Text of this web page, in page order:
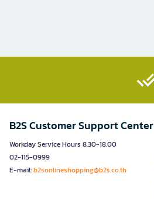
B2S Customer Support Center
Workday Service Hours 8.30-18.00
02-115-0999
E-mail:b2sonlineshopping@b2s.co.th